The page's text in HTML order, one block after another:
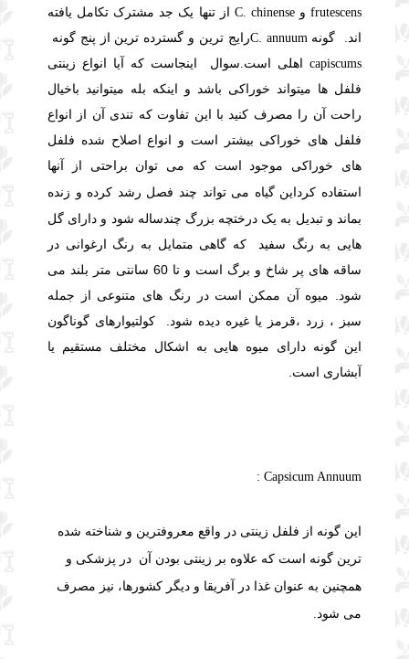
frutescens و C. chinense از تنها یک جد مشترک تکامل یافته
اند. گونهC. annuumرایج ترین و گسترده ترین از پنج گونه
capiscums اهلی است.سوال اینجاست که آیا انواع زینتی
فلفل ها میتواند خوراکی باشد و اینکه بله میتوانید باخیال
راحت آن را مصرف کنید با این تفاوت که تندی آن از انواع
فلفل های خوراکی بیشتر است و انواع اصلاح شده فلفل
های خوراکی موجود است که می توان براحتی از آنها
استفاده کرداین گیاه می تواند چند فصل رشد کرده و زنده
بماند و تبدیل به یک درختچه بزرگ چندساله شود و دارای گل
هایی به رنگ سفید که گاهی متمایل به رنگ ارغوانی در
ساقه های پر شاخ و برگ است و تا 60 سانتی متر بلند می
شود. میوه آن ممکن است در رنگ های متنوعی از جمله
سبز ، زرد ،قرمز یا غیره دیده شود. کولتیوارهای گوناگون
این گونه دارای میوه هایی به اشکال مختلف مستقیم یا
آبشاری است
Capsicum Annuum :
این گونه از فلفل زینتی در واقع معروفترین و شناخته شده
ترین گونه است که علاوه بر زینتی بودن آن در پزشکی و
همچنین به عنوان غذا در آفریقا و دیگر کشورها، نیز مصرف
می شود.